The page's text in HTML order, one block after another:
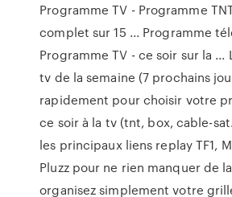
Programme TV - Programme
complet sur 15 ... Programme
Programme TV - ce soir sur la
tv de la semaine (7 prochains
rapidement pour choisir votre
ce soir à la tv (tnt, box, cable-
les principaux liens replay TF1,
Pluzz pour ne rien manquer de
organisez simplement votre